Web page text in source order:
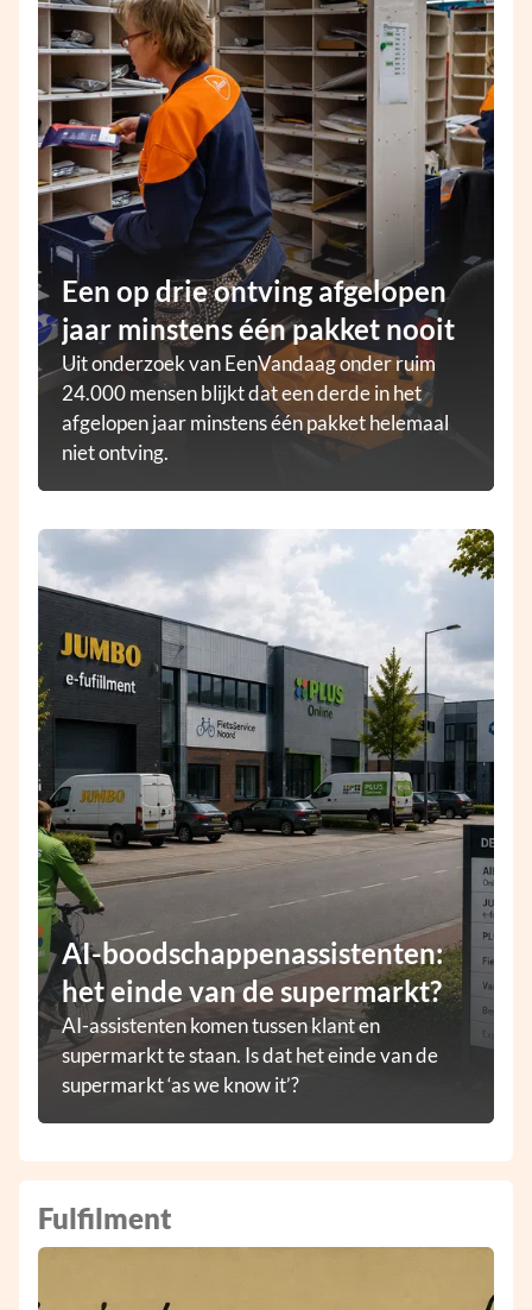
AI-boodschappenassistenten:
het einde van de supermarkt?
AI-assistenten komen tussen klant en
supermarkt te staan. Is dat het einde van de
supermarkt ‘as we know it’?
Een op drie ontving afgelopen
jaar minstens één pakket nooit
Uit onderzoek van EenVandaag onder ruim
24.000 mensen blijkt dat een derde in het
afgelopen jaar minstens één pakket helemaal
niet ontving.
Fulfilment